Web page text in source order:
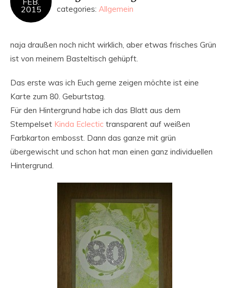
2015 categories: Allgemein
naja draußen noch nicht wirklich, aber etwas frisches Grün
ist von meinem Basteltisch gehüpft.
Das erste was ich Euch gerne zeigen möchte ist eine
Karte zum 80. Geburtstag.
Für den Hintergrund habe ich das Blatt aus dem
Stempelset Kinda Eclectic transparent auf weißen
Farbkarton embosst. Dann das ganze mit grün
übergewischt und schon hat man einen ganz individuellen
Hintergrund.